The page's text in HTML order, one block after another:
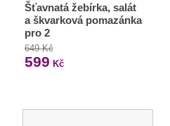
Šťavnatá žebírka, salát
a škvarková pomazánka
pro 2
649 Kč
599 Kč